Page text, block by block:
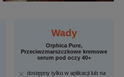
Wady
Orphica Pure,
Przeciwzmarszczkowe kremowe
serum pod oczy 40+
dostępny tylko w aplikacji lub na